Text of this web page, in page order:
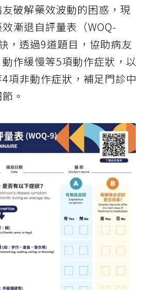
破解藥效波動的困惑，現
漸退自評量表（WOQ-
，透過9道題目，協助病友
作緩慢等5項動作症狀，以
項非動作症狀，補足門診中
。